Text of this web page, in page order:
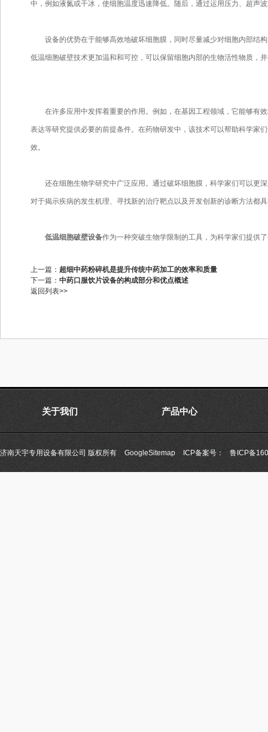
中，例如液氮或干冰，使细胞温度迅速降低。随后，通过运用压力、超声
设备的优势在于能够高效地破坏细胞膜，同时尽量减少对细胞内部结
低温细胞破壁技术更加温和和可控，可以保留细胞内部的生物活性物质，
在许多应用中发挥着重要的作用。例如，在基因工程领域，它能够有
表达等研究提供必要的前提条件。在药物研发中，该技术可以帮助科学家
效。
还在细胞生物学研究中广泛应用。通过破坏细胞膜，科学家们可以更
对于揭示疾病的发生机理、寻找新的治疗靶点以及开发创新的诊断方法都
低温细胞破壁设备作为一种突破生物学限制的工具，为科学家们提供
上一篇： 超细中药粉碎机是提升传统中药加工的效率和质量
下一篇： 中药口服饮片设备的构成部分和优点概述
返回列表>>
关于我们 产品中心
济南天宇专用设备有限公司 版权所有 GoogleSitemap ICP备案号： 鲁ICP备